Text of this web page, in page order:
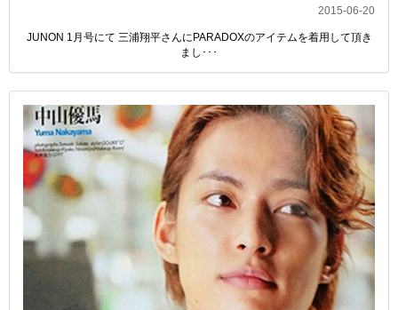
2015-06-20
JUNON 1月号にて 三浦翔平さんにPARADOXのアイテムを着用して頂き
まし･･･